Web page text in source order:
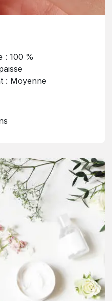
: 100 %
: Moyenne